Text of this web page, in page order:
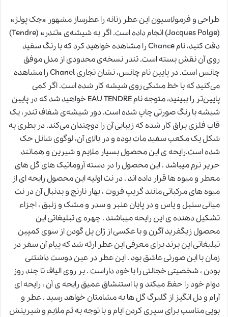
طراحی و فرمولاسیون این عطر زنانه را عطرساز مشهور «جک پولژ»
(Jacques Polge) انجام داده است. اگر به شیشه‌ی «تندر» (Tendre)
دقت کنید، نام Chance را مشاهده خواهید کرد که با رنگ سفید
روی آن نقش بسته است. تندر نسخه‌ی محدودی از مدل موفق
چانس است. در پایین نام چانس، نشان تجاری Chanel را مشاهده
می‌کنید که با خط مشکی روی شیشه کار شده است. اگر کمی
پایین‌تر را ببینید، متوجه نام EAU TENDRE خواهید شد که در پایین
شیشه با رنگ صورتی چاپ شده است. دور شیشه‌ی شفاف تندر، یک
قاب فلزی براق کار شده که زیبایی آن را دوچندان می‌کند. در بطری به
شکل یک مکعب سفید مات بوده و در بالای آن، لوگوی شانل حک
شده است.رایحه ی این محصول بسیار ملایم و شیرین و همانند
حریر نرم میباشد . این محصول را در دسته آروماتیک های گل های
معطر و میوه ها قرار داده اند . در نت اولیه این محصول رایحه ای از
میوه های مرکباتی مانند گریپ فروت ، بهار نارنج و بدنبال آن در نت
میانی سنبل و یاس و در پایان عنبر و سدر و مشک و زنبق ، اجزاء
تشکیل دهنده ی این رایحه میباشند . چهره ی تبلیغاتی این
محصول زیگفرید آگرن و با عکسی از ژان پل گودن از سوی کمپین
تبلیغاتی این برند برای معرفی این عطر ارئه شد که پیام آن سفر در
زمان با این صورتی عاشق بود . این عطر در عین دوست داشتنی
بودن ، شخصیتی خجالتی را با خود داراست . بر روی الیاف تا چند روز
دوام خود را حفظ میکند و با استنشاق عمیق رایحه ی آن ، رایحه ای
آرام و دل انگیز از گلبرگ گل ها به مشامتان خواهد رسید . عطر و
بویی مناسب برای سپری کردن ایام و با توجه به تم ملایم و شیرینش